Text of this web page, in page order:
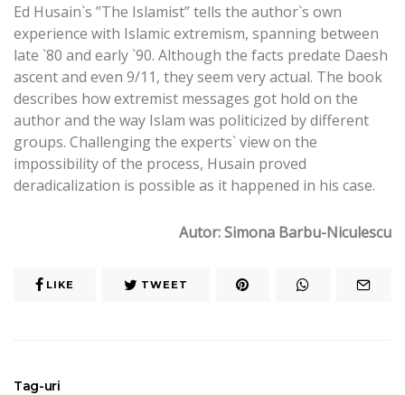
Ed Husain`s ”The Islamist” tells the author`s own
experience with Islamic extremism, spanning between
late `80 and early `90. Although the facts predate Daesh
ascent and even 9/11, they seem very actual. The book
describes how extremist messages got hold on the
author and the way Islam was politicized by different
groups. Challenging the experts` view on the
impossibility of the process, Husain proved
deradicalization is possible as it happened in his case.
Autor: Simona Barbu-Niculescu
LIKE TWEET
Tag-uri